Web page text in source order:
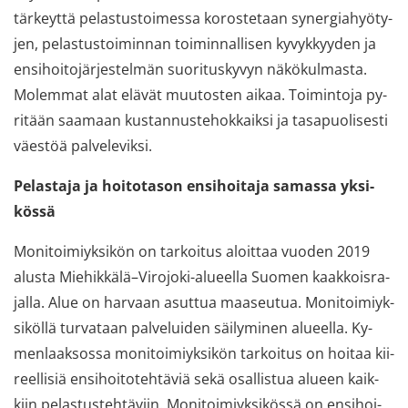
tär­keyt­tä pe­las­tus­toi­mes­sa ko­ros­te­taan sy­ner­gia­hyö­ty­
jen, pe­las­tus­toi­min­nan toi­min­nal­li­sen ky­vyk­kyy­den ja
en­si­hoi­to­jär­jes­tel­män suo­ri­tus­ky­vyn nä­kö­kul­mas­ta.
Mo­lem­mat alat elä­vät muu­tos­ten aikaa. Toi­min­to­ja py­
ri­tään saa­maan kus­tan­nus­te­hok­kaik­si ja tas­a­puo­li­ses­ti
väes­töä pal­ve­le­vik­si.
Pe­las­ta­ja ja hoi­to­ta­son en­si­hoi­ta­ja sa­mas­sa yk­si­
kös­sä
Mo­ni­toi­miyk­si­kön on tar­koi­tus aloit­taa vuo­den 2019
alus­ta Mie­hik­kä­lä–Virojoki-​alueella Suo­men kaak­kois­ra­
jal­la. Alue on har­vaan asut­tua maa­seu­tua. Mo­ni­toi­miyk­
si­köl­lä tur­va­taan pal­ve­lui­den säi­ly­mi­nen alu­eel­la. Ky­
men­laak­sos­sa mo­ni­toi­miyk­si­kön tar­koi­tus on hoi­taa kii­
reel­li­siä en­si­hoi­to­teh­tä­viä sekä osal­lis­tua alu­een kaik­